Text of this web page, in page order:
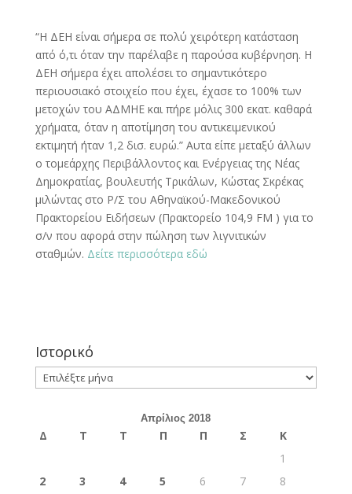
“Η ΔΕΗ είναι σήμερα σε πολύ χειρότερη κατάσταση
από ό,τι όταν την παρέλαβε η παρούσα κυβέρνηση. Η
ΔΕΗ σήμερα έχει απολέσει το σημαντικότερο
περιουσιακό στοιχείο που έχει, έχασε το 100% των
μετοχών του ΑΔΜΗΕ και πήρε μόλις 300 εκατ. καθαρά
χρήματα, όταν η αποτίμηση του αντικειμενικού
εκτιμητή ήταν 1,2 δισ. ευρώ.” Αυτα είπε μεταξύ άλλων
ο τομεάρχης Περιβάλλοντος και Ενέργειας της Νέας
Δημοκρατίας, βουλευτής Τρικάλων, Κώστας Σκρέκας
μιλώντας στο Ρ/Σ του Αθηναϊκού-Μακεδονικού
Πρακτορείου Ειδήσεων (Πρακτορείο 104,9 FM ) για το
σ/ν που αφορά στην πώληση των λιγνιτικών
σταθμών. Δείτε περισσότερα εδώ
Ιστορικό
Ιστορικό
Απρίλιος 2018
Δ Τ Τ Π Π Σ
Κ
1
2
3 4 5 6 7
8